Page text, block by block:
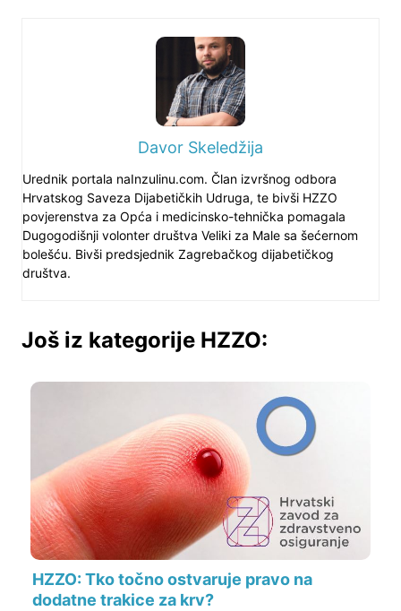
Davor Skeledžija
Urednik portala naInzulinu.com. Član izvršnog odbora
Hrvatskog Saveza Dijabetičkih Udruga, te bivši HZZO
povjerenstva za Opća i medicinsko-tehnička pomagala
Dugogodišnji volonter društva Veliki za Male sa šećernom
bolešću. Bivši predsjednik Zagrebačkog dijabetičkog
društva.
Još iz kategorije HZZO:
HZZO: Tko točno ostvaruje pravo na
dodatne trakice za krv?